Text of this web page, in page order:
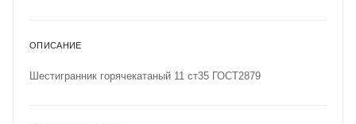
ОПИСАНИЕ
Шестигранник горячекатаный 11 ст35 ГОСТ2879